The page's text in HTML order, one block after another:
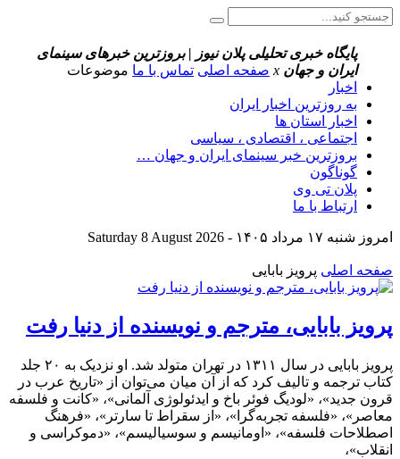
پایگاه خبری تحلیلی پلان نیوز | بروزترین خبرهای سینمای
ایران و جهان x صفحه اصلی تماس با ما موضوعات
اخبار
به روزترین اخبار ایران
اخبار استان ها
اجتماعی ، اقتصادی ، سیاسی
بروزترین خبر سینمای ایران و جهان …
گوناگون
پلان تی وی
ارتباط با ما
امروز شنبه ۱۷ مرداد ۱۴۰۵ - Saturday 8 August 2026
صفحه اصلی پرویز بابایی
پرویز بابایی، مترجم و نویسنده از دنیا رفت
پرویز بابایی در سال ۱۳۱۱ در تهران متولد شد. او نزدیک به ۲۰ جلد
کتاب ترجمه و تالیف کرد که از آن میان می‌توان از «تاریخ عرب در
قرون جدید»، «لودیگ فوئر باخ و ایدئولوژی آلمانی»، «کانت و فلسفه
معاصر»، «فلسفه تجربه‌گرا»، «از سقراط تا سارتر»، «فرهنگ
اصطلاحات فلسفه»، «اومانیسم و سوسیالیسم»، «دموکراسی و
انقلاب»،